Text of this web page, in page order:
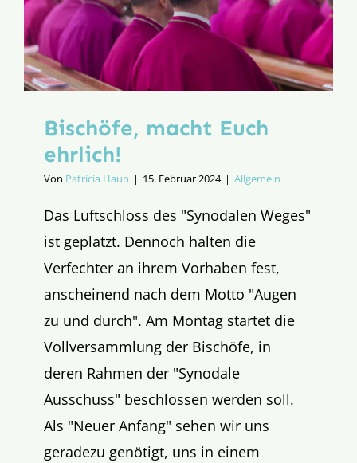
Bischöfe, macht Euch
ehrlich!
Von Patricia Haun | 15. Februar 2024 | Allgemein
Das Luftschloss des "Synodalen Weges"
ist geplatzt. Dennoch halten die
Verfechter an ihrem Vorhaben fest,
anscheinend nach dem Motto "Augen
zu und durch". Am Montag startet die
Vollversammlung der Bischöfe, in
deren Rahmen der "Synodale
Ausschuss" beschlossen werden soll.
Als "Neuer Anfang" sehen wir uns
geradezu genötigt, uns in einem